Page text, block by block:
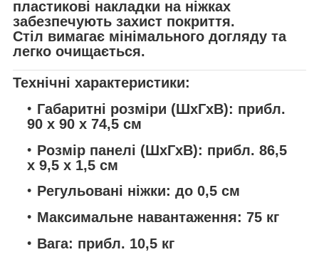
пластикові накладки на ніжках
забезпечують захист покриття.
Стіл вимагає мінімального догляду та
легко очищається.
Технічні характеристики:
Габаритні розміри (ШхГхВ): прибл.
90 x 90 x 74,5 см
Розмір панелі (ШxГxВ): прибл. 86,5
x 9,5 x 1,5 см
Регульовані ніжки: до 0,5 см
Максимальне навантаження: 75 кг
Вага: прибл. 10,5 кг